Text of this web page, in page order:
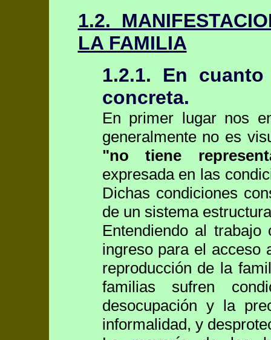
1.2.
LA FAMILIA
1.2.1. En
concreta.
En primer lugar nos
generalmente no es
"no tiene
expresada en las
Dichas condiciones
de un sistema
Entendiendo al
ingreso para el acceso
reproducción de la
familias sufren
desocupación y la
informalidad, y